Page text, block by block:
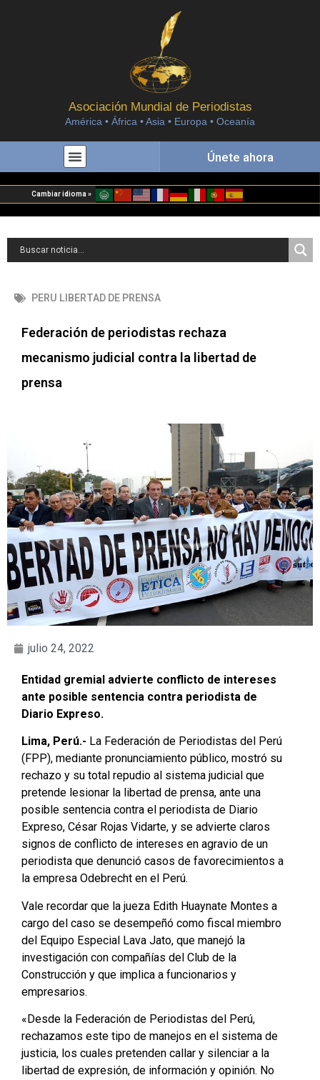
Asociación Mundial de Periodistas
América • África • Asia • Europa • Oceanía
Únete ahora
Cambiar idioma »
PERU LIBERTAD DE PRENSA
Federación de periodistas rechaza
mecanismo judicial contra la libertad de
prensa
julio 24, 2022
Entidad gremial advierte conflicto de intereses
ante posible sentencia contra periodista de
Diario Expreso.
Lima, Perú.- La Federación de Periodistas del Perú
(FPP), mediante pronunciamiento público, mostró su
rechazo y su total repudio al sistema judicial que
pretende lesionar la libertad de prensa, ante una
posible sentencia contra el periodista de Diario
Expreso, César Rojas Vidarte, y se advierte claros
signos de conflicto de intereses en agravio de un
periodista que denunció casos de favorecimientos a
la empresa Odebrecht en el Perú.
Vale recordar que la jueza Edith Huaynate Montes a
cargo del caso se desempeñó como fiscal miembro
del Equipo Especial Lava Jato, que manejó la
investigación con compañías del Club de la
Construcción y que implica a funcionarios y
empresarios.
«Desde la Federación de Periodistas del Perú,
rechazamos este tipo de manejos en el sistema de
justicia, los cuales pretenden callar y silenciar a la
libertad de expresión, de información y opinión. No